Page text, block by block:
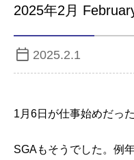
2025年2月
2025.2.1
1月6日が仕事始めだっ
SGAもそうでした。例